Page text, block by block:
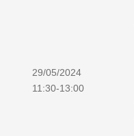
29/05/2024
11:30-13:00